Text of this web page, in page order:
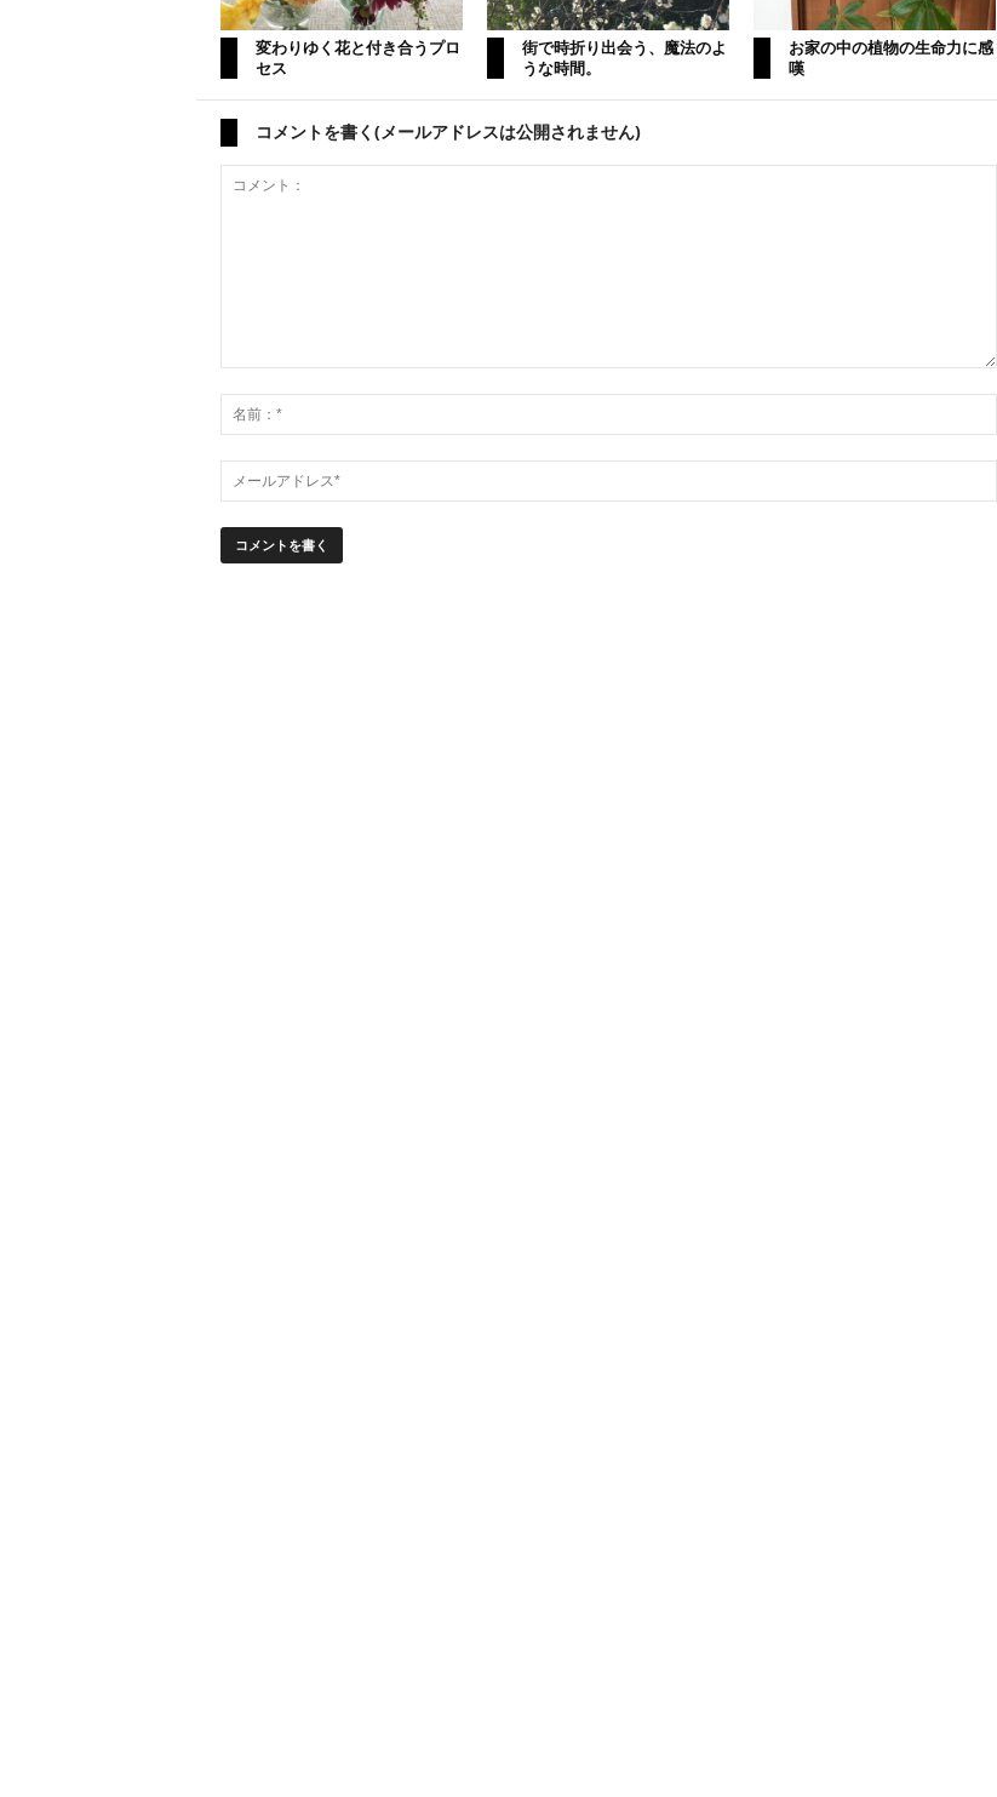
変わりゆく花と付き合うプロ
セス
街で時折り出会う、魔法のよ
うな時間。
お家の中の植物の生命力に感
嘆
コメントを書く(メールアドレスは公開されません)